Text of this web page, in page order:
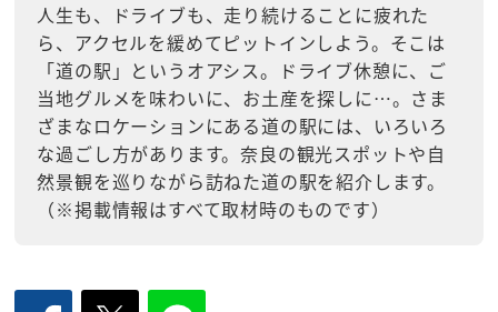
人生も、ドライブも、走り続けることに疲れた
ら、アクセルを緩めてピットインしよう。そこは
「道の駅」というオアシス。ドライブ休憩に、ご
当地グルメを味わいに、お土産を探しに…。さま
ざまなロケーションにある道の駅には、いろいろ
な過ごし方があります。奈良の観光スポットや自
然景観を巡りながら訪ねた道の駅を紹介します。
（※掲載情報はすべて取材時のものです）